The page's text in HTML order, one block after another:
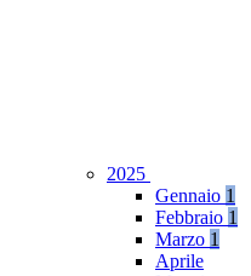
2025
Gennaio 1
Febbraio 1
Marzo 1
Aprile